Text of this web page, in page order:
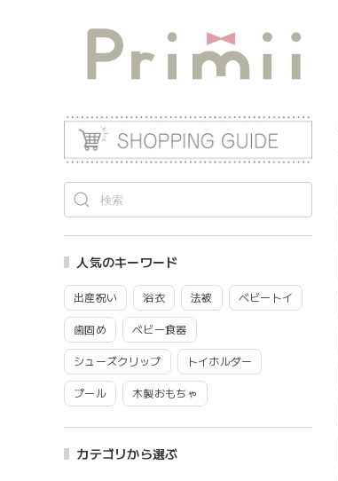
人気のキーワード
出産祝い 浴衣 法被 ベビートイ
歯固め ベビー食器
シューズクリップ トイホルダー
プール 木製おもちゃ
カテゴリから選ぶ